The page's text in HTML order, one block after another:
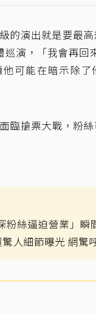
的演出就是要最
演，「我會再回
可能在暗示除
臨搶票大戰，粉
粉絲逼迫營業」瞬
人細節曝光 網驚